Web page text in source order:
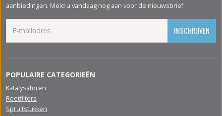
aanbiedingen. Meld u vandaag nog aan voor de nieuwsbrief.
INSCHRIJVEN
POPULAIRE CATEGORIEËN
Katalysatoren
Roetfilters
Spruitstukken